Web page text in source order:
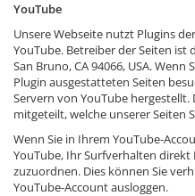
YouTube
Unsere Webseite nutzt Plugins
YouTube. Betreiber der Seiten ist
San Bruno, CA 94066, USA.
Plugin ausgestatteten Seiten
Servern von YouTube
mitgeteilt, welche unserer Seiten
Wenn Sie in Ihrem YouTube-
YouTube, Ihr Surfverhalten
zuzuordnen. Dies können Sie
YouTube-Account ausloggen.